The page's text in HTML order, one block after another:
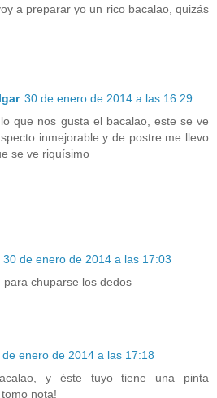
a preparar yo un rico bacalao, quizás
30 de enero de 2014 a las 16:29
que nos gusta el bacalao, este se ve
inmejorable y de postre me llevo
se ve riquísimo
30 de enero de 2014 a las 17:03
chuparse los dedos
de enero de 2014 a las 17:18
y éste tuyo tiene una pinta
nota!